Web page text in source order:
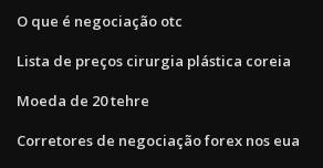
O que é negociação otc
Lista de preços cirurgia plástica coreia
Moeda de 20 tehre
Corretores de negociação forex nos eua